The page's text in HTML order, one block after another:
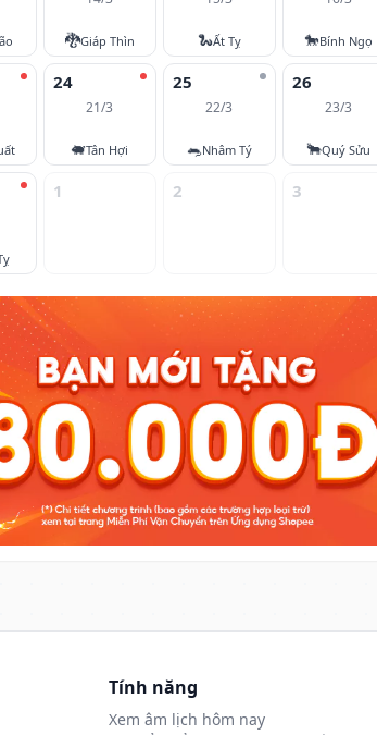
🐉Giáp Thìn 🐍Ất Tỵ 🐎Bính Ngọ
24
21/3
🐖Tân Hợi
25
22/3
🐀Nhâm Tý
26
23/3
🐂Quý Sửu
1 2 3
Tính năng
Xem âm lịch hôm nay